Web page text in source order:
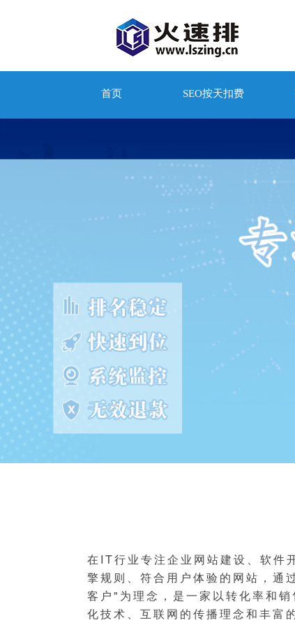
首页 SEO按天扣费
在IT行业专注企业网站建设、软件
擎规则、符合用户体验的网站，通
客户"为理念，是一家以转化率和
化技术、互联网的传播理念和丰富